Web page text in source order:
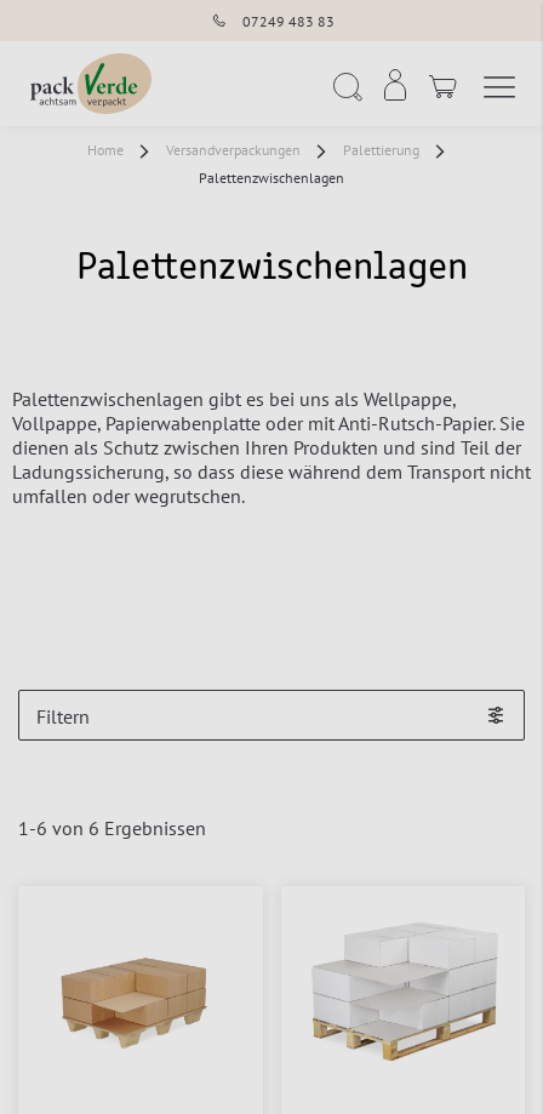
07249 483 83
Home Versandverpackungen
Palettierung
Palettenzwischenlagen
Palettenzwischenlagen
Palettenzwischenlagen gibt es bei uns als Wellpappe,
Vollpappe, Papierwabenplatte oder mit Anti-Rutsch-Papier. Sie
dienen als Schutz zwischen Ihren Produkten und sind Teil der
Ladungssicherung, so dass diese während dem Transport nicht
umfallen oder wegrutschen.
1-6 von 6 Ergebnissen
Filtern